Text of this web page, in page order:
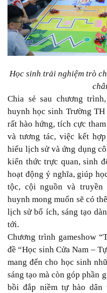
Học sinh trải nghiệm trò
Chia sẻ sau chương
huynh học sinh Trường
rất hào hứng, tích cực
và tương tác, việc kết
hiểu lịch sử và ứng dụng
kiến thức trực quan, sinh
hoạt động ý nghĩa, giúp
tộc, cội nguồn và truyền
huynh mong muốn sẽ có
lịch sử bổ ích, sáng tạo
tới.
Chương trình gameshow
đề “Học sinh Cửa Nam –
mang đến cho học sinh
sáng tạo mà còn góp phần
bồi đắp niềm tự hào